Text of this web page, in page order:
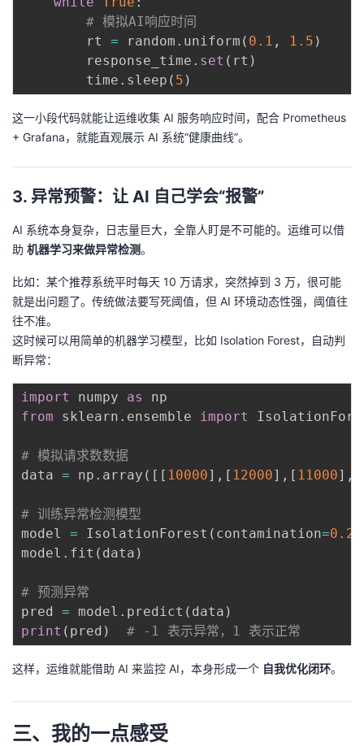
# 模拟AI响应时间
        rt
= random . uniform ( 0.1 , 1.5 )
        response_time
. set ( rt )
        time
. sleep ( 5 )
这一小段代码就能让运维收集 AI 服务响应时间，配合 Prometheus
+ Grafana，就能直观展示 AI 系统“健康曲线”。
3. 异常预警：让 AI 自己学会“报警”
AI 系统本身复杂，日志量巨大，全靠人盯是不可能的。运维可以借
助 机器学习来做异常检测。
比如：某个推荐系统平时每天 10 万请求，突然掉到 3 万，很可能
就是出问题了。传统做法要写死阈值，但 AI 环境动态性强，阈值往
往不准。
这时候可以用简单的机器学习模型，比如 Isolation Forest，自动判
断异常：
import numpy as
from sklearn . ensemble import
# 模拟请求数数据
data = np . array ( [ [ 10000] , [ 12000] , [ 11000] ,
# 训练异常检测模型
model = IsolationForest ( contamination=0.2
model . fit ( data )
# 预测异常
pred = model . predict ( data )
print ( pred ) # -1 表示异常，1 表示正常
这样，运维就能借助 AI 来监控 AI，本身形成一个 自我优化闭环。
三、我的一点感受